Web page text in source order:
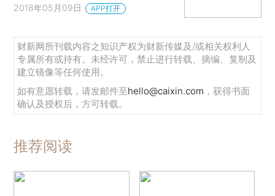
2018年05月09日 APP打开
财新网所刊载内容之知识产权为财新传媒及/或相关权利人
专属所有或持有。未经许可，禁止进行转载、摘编、复制及
建立镜像等任何使用。
如有意愿转载，请发邮件至hello@caixin.com ，获得书面
确认及授权后，方可转载。
推荐阅读